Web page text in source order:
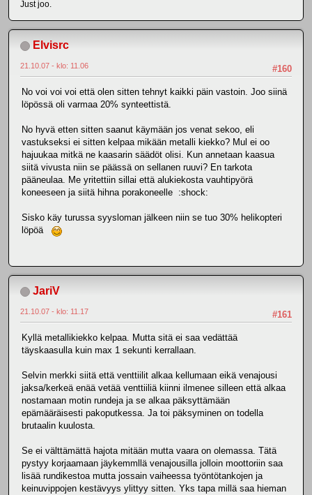
Just joo.
Elvisrc
#160
21.10.07 - klo: 11.06
No voi voi voi että olen sitten tehnyt kaikki päin vastoin. Joo siinä
löpössä oli varmaa 20% synteettistä.
No hyvä etten sitten saanut käymään jos venat sekoo, eli
vastukseksi ei sitten kelpaa mikään metalli kiekko? Mul ei oo
hajuukaa mitkä ne kaasarin säädöt olisi. Kun annetaan kaasua
siitä vivusta niin se päässä on sellanen ruuvi? En tarkota
pääneulaa. Me yritettiin sillai että alukiekosta vauhtipyörä
koneeseen ja siitä hihna porakoneelle :shock:
Sisko käy turussa syysloman jälkeen niin se tuo 30% helikopteri
löpöä
JariV
#161
21.10.07 - klo: 11.17
Kyllä metallikiekko kelpaa. Mutta sitä ei saa vedättää
täyskaasulla kuin max 1 sekunti kerrallaan.
Selvin merkki siitä että venttiilit alkaa kellumaan eikä venajousi
jaksa/kerkeä enää vetää venttiiliä kiinni ilmenee silleen että alkaa
nostamaan motin rundeja ja se alkaa päksyttämään
epämääräisesti pakoputkessa. Ja toi päksyminen on todella
brutaalin kuulosta.
Se ei välttämättä hajota mitään mutta vaara on olemassa. Tätä
pystyy korjaamaan jäykemmllä venajousilla jolloin moottoriin saa
lisää rundikestoa mutta jossain vaiheessa työntötankojen ja
keinuvippojen kestävyys ylittyy sitten. Yks tapa millä saa hieman